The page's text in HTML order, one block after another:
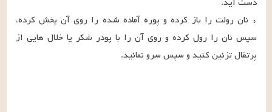
پرتقال تزئین کنید و سپس سرو نمائید.